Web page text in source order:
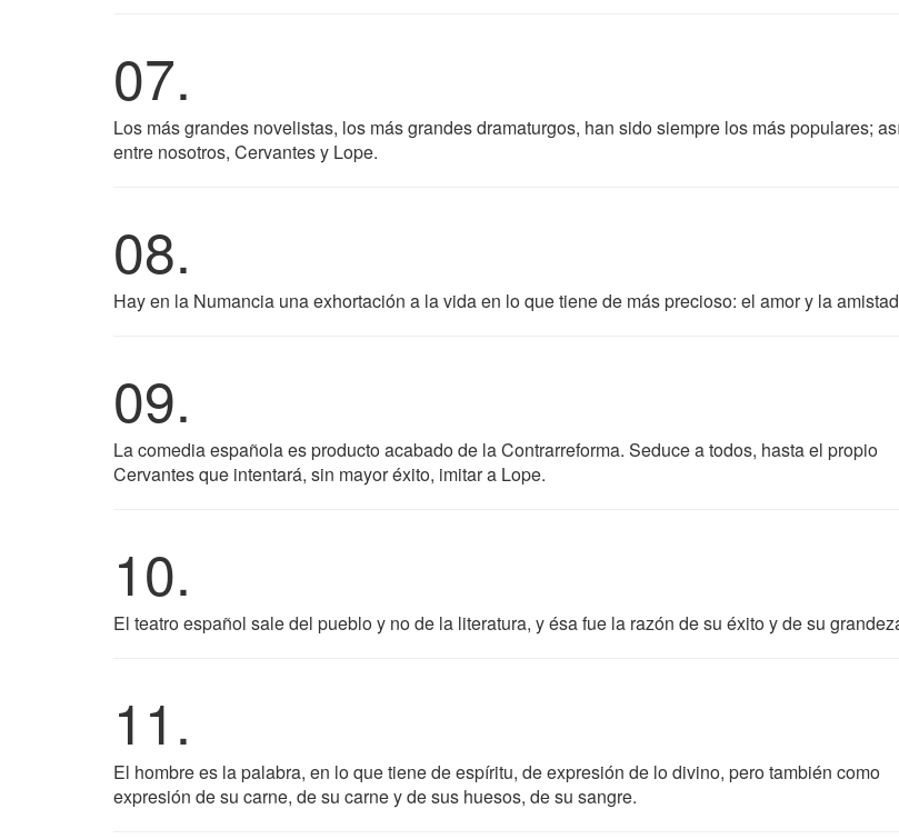
07.
Los más grandes novelistas, los más grandes dramaturgos, han sido siempre los más populares;
entre nosotros, Cervantes y Lope.
08.
Hay en la Numancia una exhortación a la vida en lo que tiene de más precioso: el amor y la
09.
La comedia española es producto acabado de la Contrarreforma. Seduce a todos, hasta el propio
Cervantes que intentará, sin mayor éxito, imitar a Lope.
10.
El teatro español sale del pueblo y no de la literatura, y ésa fue la razón de su éxito y de su
11.
El hombre es la palabra, en lo que tiene de espíritu, de expresión de lo divino, pero también como
expresión de su carne, de su carne y de sus huesos, de su sangre.